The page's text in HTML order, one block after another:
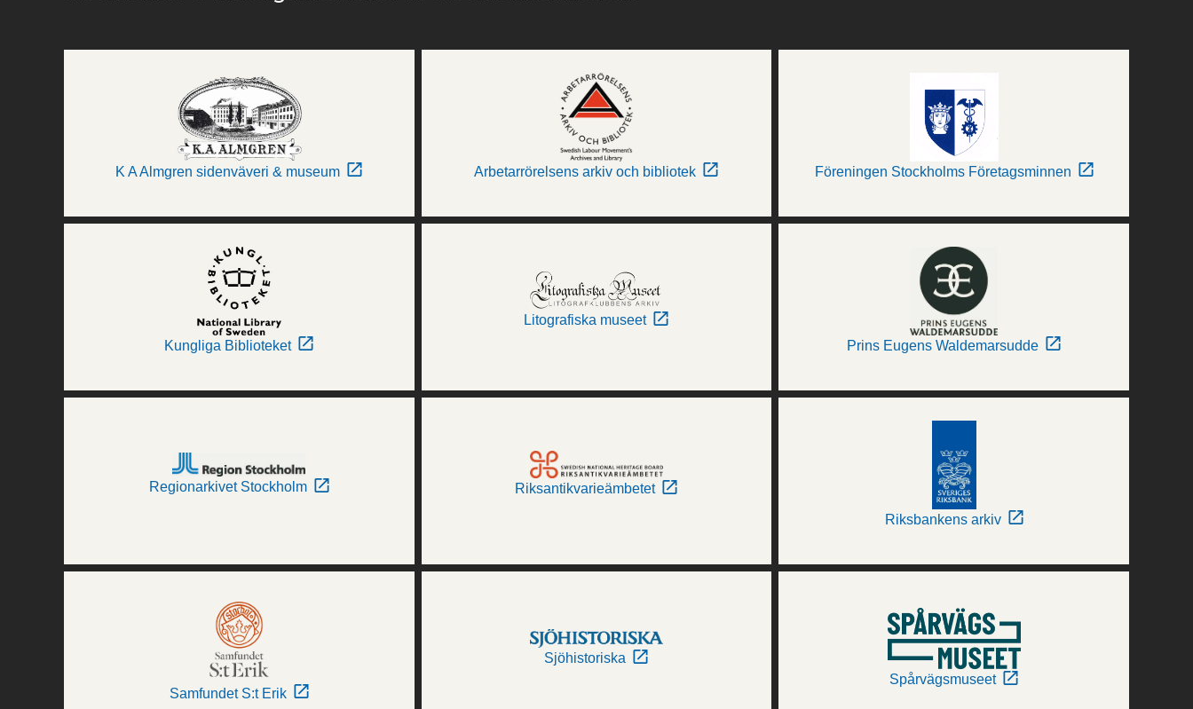
K A Almgren sidenväveri & museum Arbetarrörelsens arkiv och bibliotek Föreningen Stockholms Företagsminnen
Kungliga Biblioteket
Litografiska museet
Prins Eugens Waldemarsudde
Regionarkivet Stockholm Riksantikvarieämbetet
Riksbankens arkiv
Samfundet S:t Erik
Sjöhistoriska
Spårvägsmuseet